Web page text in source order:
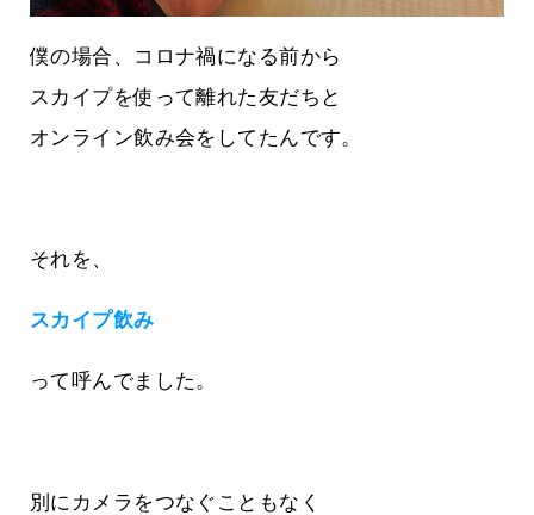
僕の場合、コロナ禍になる前から
スカイプを使って離れた友だちと
オンライン飲み会をしてたんです。
それを、
スカイプ飲み
って呼んでました。
別にカメラをつなぐこともなく